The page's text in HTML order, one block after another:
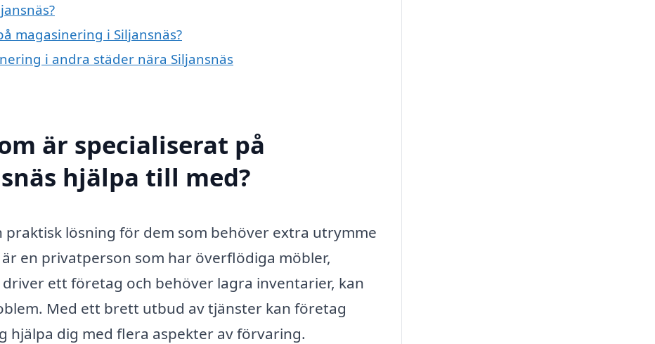
magasinering i Siljansnäs?
i andra städer nära Siljansnäs
är specialiserat på
hjälpa till med?
praktisk lösning för dem som behöver extra utrymme
en privatperson som har överflödiga möbler,
ett företag och behöver lagra inventarier, kan
Med ett brett utbud av tjänster kan företag
hjälpa dig med flera aspekter av förvaring.